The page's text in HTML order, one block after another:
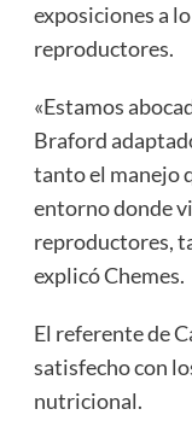
exposiciones a
reproductores.
«Estamos
Braford
tanto el manejo
entorno donde
reproductores,
explicó Chemes.
El referente de
satisfecho con
nutricional.